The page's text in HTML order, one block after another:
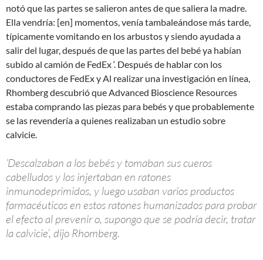
notó que las partes se salieron antes de que saliera la madre.
Ella vendría: [en] momentos, venía tambaleándose más tarde,
típicamente vomitando en los arbustos y siendo ayudada a
salir del lugar, después de que las partes del bebé ya habían
subido al camión de FedEx ‘. Después de hablar con los
conductores de FedEx y Al realizar una investigación en línea,
Rhomberg descubrió que Advanced Bioscience Resources
estaba comprando las piezas para bebés y que probablemente
se las revendería a quienes realizaban un estudio sobre
calvicie.
‘Descalzaban a los bebés y tomaban sus cueros
cabelludos y los injertaban en ratones
inmunodeprimidos, y luego usaban varios productos
farmacéuticos en estos ratones humanizados para probar
el efecto al prevenir o, supongo que se podría decir, tratar
la calvicie’, dijo Rhomberg.